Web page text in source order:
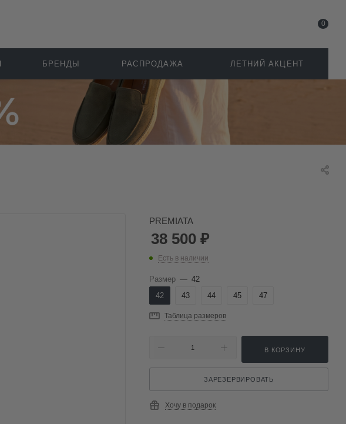
0
БРЕНДЫ РАСПРОДАЖА ЛЕТНИЙ АКЦЕНТ
PREMIATA
38 500 ₽
Есть в наличии
Размер — 42
42
43 44 45 47
Таблица размеров
В КОРЗИНУ
ЗАРЕЗЕРВИРОВАТЬ
Хочу в подарок